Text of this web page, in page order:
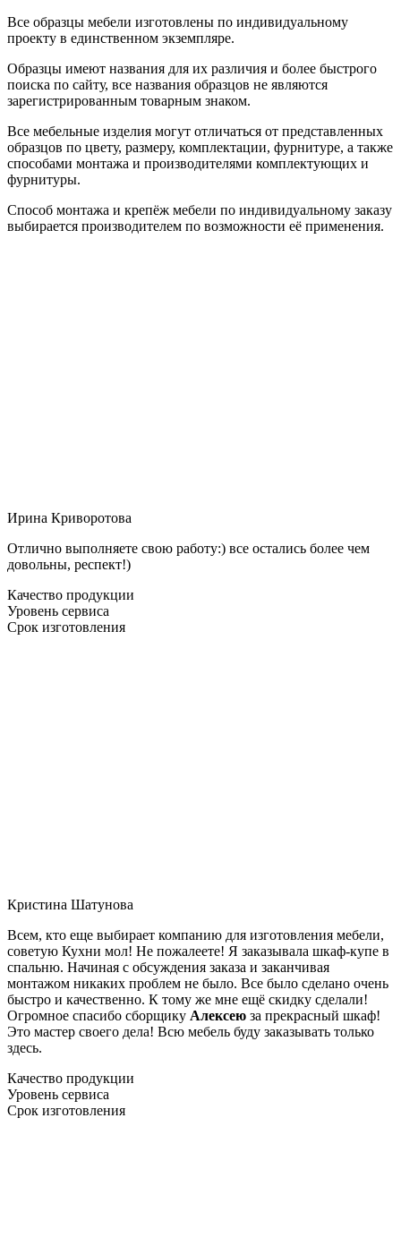
Все образцы мебели изготовлены по индивидуальному
проекту в единственном экземпляре.
Образцы имеют названия для их различия и более быстрого
поиска по сайту, все названия образцов не являются
зарегистрированным товарным знаком.
Все мебельные изделия могут отличаться от представленных
образцов по цвету, размеру, комплектации, фурнитуре, а также
способами монтажа и производителями комплектующих и
фурнитуры.
Способ монтажа и крепёж мебели по индивидуальному заказу
выбирается производителем по возможности её применения.
Ирина Криворотова
Отлично выполняете свою работу:) все остались более чем
довольны, респект!)
Качество продукции
Уровень сервиса
Срок изготовления
Кристина Шатунова
Всем, кто еще выбирает компанию для изготовления мебели,
советую Кухни мол! Не пожалеете! Я заказывала шкаф-купе в
спальню. Начиная с обсуждения заказа и заканчивая
монтажом никаких проблем не было. Все было сделано очень
быстро и качественно. К тому же мне ещё скидку сделали!
Огромное спасибо сборщику Алексею за прекрасный шкаф!
Это мастер своего дела! Всю мебель буду заказывать только
здесь.
Качество продукции
Уровень сервиса
Срок изготовления